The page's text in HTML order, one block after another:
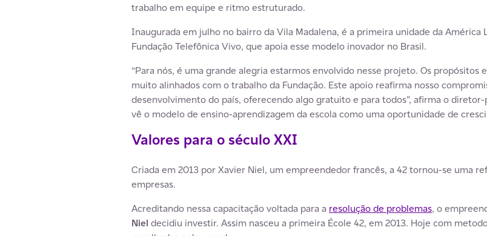
trabalho em equipe e ritmo estruturado.
Inaugurada em julho no bairro da Vila Madalena, é a primeira unidade da América
Fundação Telefônica Vivo, que apoia esse modelo inovador no Brasil.
“Para nós, é uma grande alegria estarmos envolvido nesse projeto. Os propósitos
muito alinhados com o trabalho da Fundação. Este apoio reafirma nosso
desenvolvimento do país, oferecendo algo gratuito e para todos”, afirma o
vê o modelo de ensino-aprendizagem da escola como uma oportunidade de
Valores para o século XXI
Criada em 2013 por Xavier Niel, um empreendedor francês, a 42 tornou-se uma
empresas.
Acreditando nessa capacitação voltada para a resolução de problemas, o
Niel decidiu investir. Assim nasceu a primeira École 42, em 2013. Hoje com